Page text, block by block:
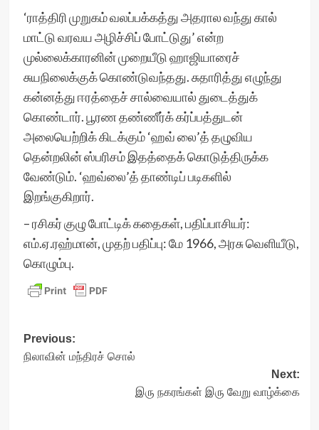
‘ராத்திரி முறுகம் வலப்பக்கத்து அதரால வந்து கால்
மாட்டு வரவய அழிச்சிப் போட்டுது’ என்ற
முல்லைக்காரனின் முறையீடு ஹாஜியாரைச்
சுயநிலைக்குக் கொண்டுவந்தது. சுதாரித்து எழுந்து
கன்னத்து ஈரத்தைச் சால்வையால் துடைத்துக்
கொண்டார். பூரண தண்ணீர்க் கர்ப்பத்துடன்
அலையெற்றிக் கிடக்கும் ‘ஹவ் லை’த் தழுவிய
தென்றலின் ஸ்பரிசம் இதத்தைக் கொடுத்திருக்க
வேண்டும். ‘ஹவ்லை’த் தாண்டிப் படிகளில்
இறங்குகிறார்.
– ரசிகர் குழு போட்டிக் கதைகள், பதிப்பாசியர்:
எம்.ஏ.ரஹ்மான், முதற் பதிப்பு: மே 1966, அரசு வெளியீடு,
கொழும்பு.
Post
navigation
Previous:
நிலாவின் மந்திரச் சொல்
Next:
இரு நகரங்கள் இரு வேறு வாழ்க்கை